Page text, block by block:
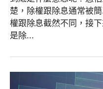
楚，除權跟除息通常被
權跟除息截然不同，接
是除...